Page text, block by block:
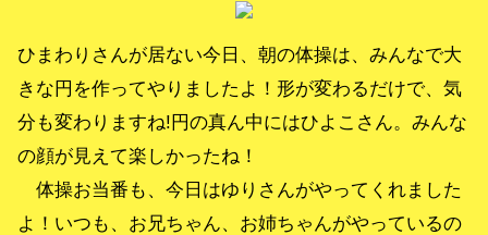
ひまわりさんが居ない今日、朝の体操は、みんなで大
きな円を作ってやりましたよ！形が変わるだけで、気
分も変わりますね!円の真ん中にはひよこさん。みんな
の顔が見えて楽しかったね！
体操お当番も、今日はゆりさんがやってくれました
よ！いつも、お兄ちゃん、お姉ちゃんがやっているの